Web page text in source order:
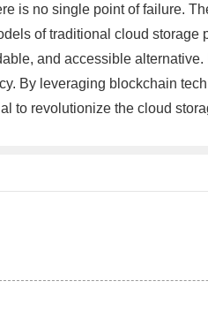
is no single point of failure.
of traditional cloud
and accessible
By leveraging blockchain
revolutionize the cloud